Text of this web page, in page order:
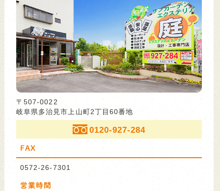
〒507-0022
岐阜県多治見市上山町2丁目60番地
0120-927-284
FAX
0572-26-7301
営業時間